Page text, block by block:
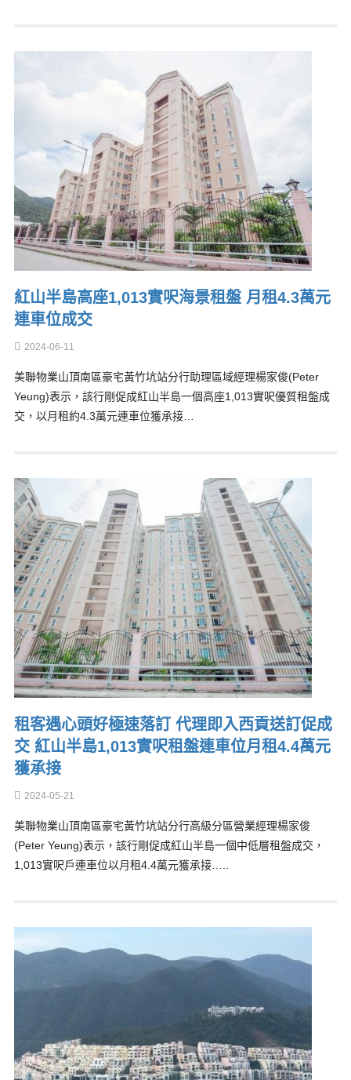
紅山半島高座1,013實呎海景租盤 月租4.3萬元
連車位成交
2024-06-11
美聯物業山頂南區豪宅黃竹坑站分行助理區域經理楊家俊(Peter
Yeung)表示，該行剛促成紅山半島一個高座1,013實呎優質租盤成
交，以月租約4.3萬元連車位獲承接…
租客遇心頭好極速落訂 代理即入西貢送訂促成
交 紅山半島1,013實呎租盤連車位月租4.4萬元
獲承接
2024-05-21
美聯物業山頂南區豪宅黃竹坑站分行高級分區營業經理楊家俊
(Peter Yeung)表示，該行剛促成紅山半島一個中低層租盤成交，
1,013實呎戶連車位以月租4.4萬元獲承接…..